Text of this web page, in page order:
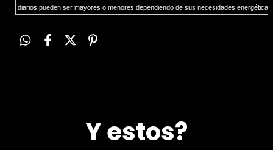
diarios pueden ser mayores o menores dependiendo de sus necesidades energéticas
Y estos?